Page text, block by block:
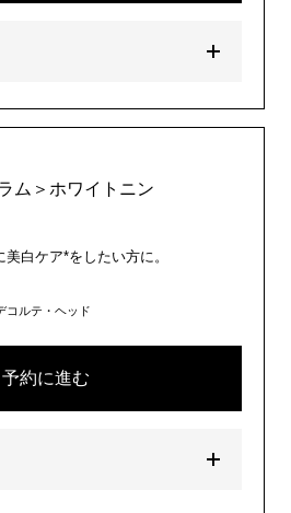
ム＞ホワイトニン
白ケア*をしたい方に。
コルテ・ヘッド
予約に進む